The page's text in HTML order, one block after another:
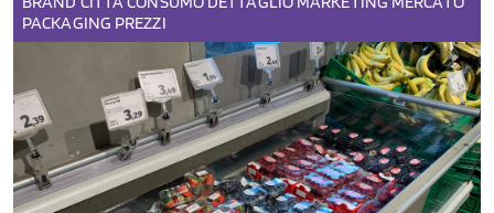
PACKAGING PREZZI